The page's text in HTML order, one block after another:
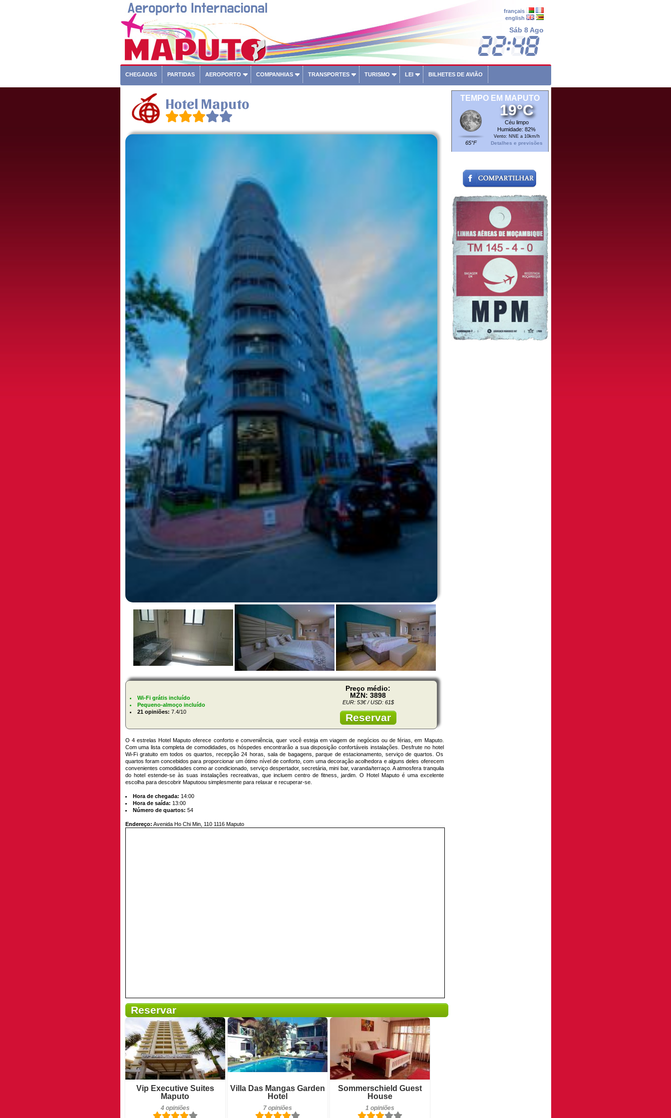
français
english
Sáb 8 Ago
CHEGADAS PARTIDAS AEROPORTO COMPANHIAS TRANSPORTES TURISMO LEI BILHETES DE AVIÃO
Hotel Maputo
Wi-Fi grátis incluído
Pequeno-almoço incluído
21 opiniões: 7.4/10
Preço médio:
MZN: 3898
EUR: 53€ / USD: 61$
Reservar
O 4 estrelas Hotel Maputo oferece conforto e conveniência, quer você esteja em viagem de negócios ou de férias, em Maputo.
Com uma lista completa de comodidades, os hóspedes encontrarão a sua disposição confortáveis instalações. Desfrute no hotel
Wi-Fi gratuito em todos os quartos, recepção 24 horas, sala de bagagens, parque de estacionamento, serviço de quartos. Os
quartos foram concebidos para proporcionar um ótimo nível de conforto, com uma decoração acolhedora e alguns deles oferecem
convenientes comodidades como ar condicionado, serviço despertador, secretária, mini bar, varanda/terraço. A atmosfera tranquila
do hotel estende-se às suas instalações recreativas, que incluem centro de fitness, jardim. O Hotel Maputo é uma excelente
escolha para descobrir Maputoou simplesmente para relaxar e recuperar-se.
Hora de chegada: 14:00
Hora de saída: 13:00
Número de quartos: 54
Endereço: Avenida Ho Chi Min, 110 1116 Maputo
Reservar
Vip Executive Suites
Maputo
4 opiniões
4 opiniões
Detalhes
Reservar
Villa Das Mangas Garden
Hotel
7 opiniões
7 opiniões
Detalhes
Sommerschield Guest
House
1 opiniões
Pequeno-almoço incluído
1 opiniões
Detalhes
TEMPO EM MAPUTO
65°F
19°C
Céu limpo
Humidade: 82%
Vento: NNE a 10km/h
Detalhes e previsões